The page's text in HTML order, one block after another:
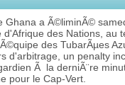
Ghana a Ã©liminÃ©
d'Afrique des Nations, au
des TubarÃµes
d'arbitrage, un penalty
Ã la derniÃ¨re
pour le Cap-Vert.